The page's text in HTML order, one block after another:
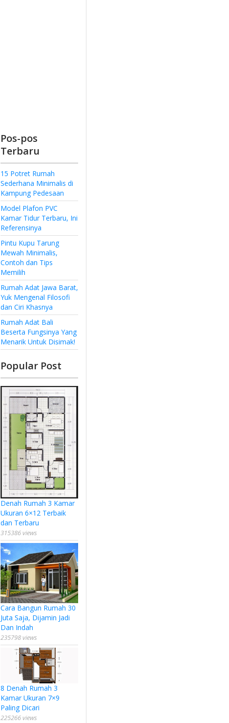
Pos-pos
Terbaru
15 Potret Rumah
Sederhana Minimalis di
Kampung Pedesaan
Model Plafon PVC
Kamar Tidur Terbaru, Ini
Referensinya
Pintu Kupu Tarung
Mewah Minimalis,
Contoh dan Tips
Memilih
Rumah Adat Jawa Barat,
Yuk Mengenal Filosofi
dan Ciri Khasnya
Rumah Adat Bali
Beserta Fungsinya Yang
Menarik Untuk Disimak!
Popular Post
Denah Rumah 3 Kamar
Ukuran 6×12 Terbaik
dan Terbaru
315386 views
Cara Bangun Rumah 30
Juta Saja, Dijamin Jadi
Dan Indah
235798 views
8 Denah Rumah 3
Kamar Ukuran 7×9
Paling Dicari
225266 views